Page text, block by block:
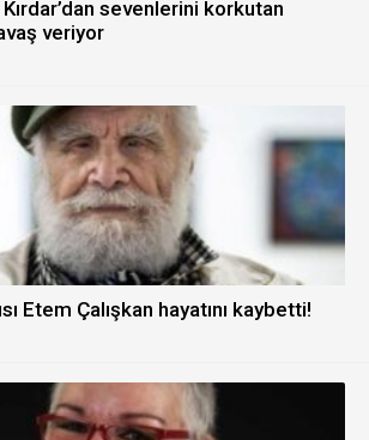
sevenlerini korkutan
veriyor
Etem Çalışkan hayatını kaybetti!